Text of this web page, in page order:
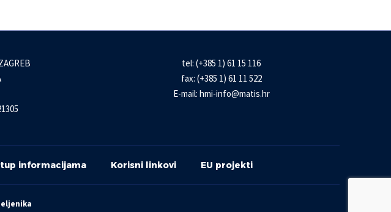
tel: (+385 1) 61 15 116
fax: (+385 1) 61 11 522
E-mail: hmi-info@matis.hr
informacijama Korisni linkovi EU projekti